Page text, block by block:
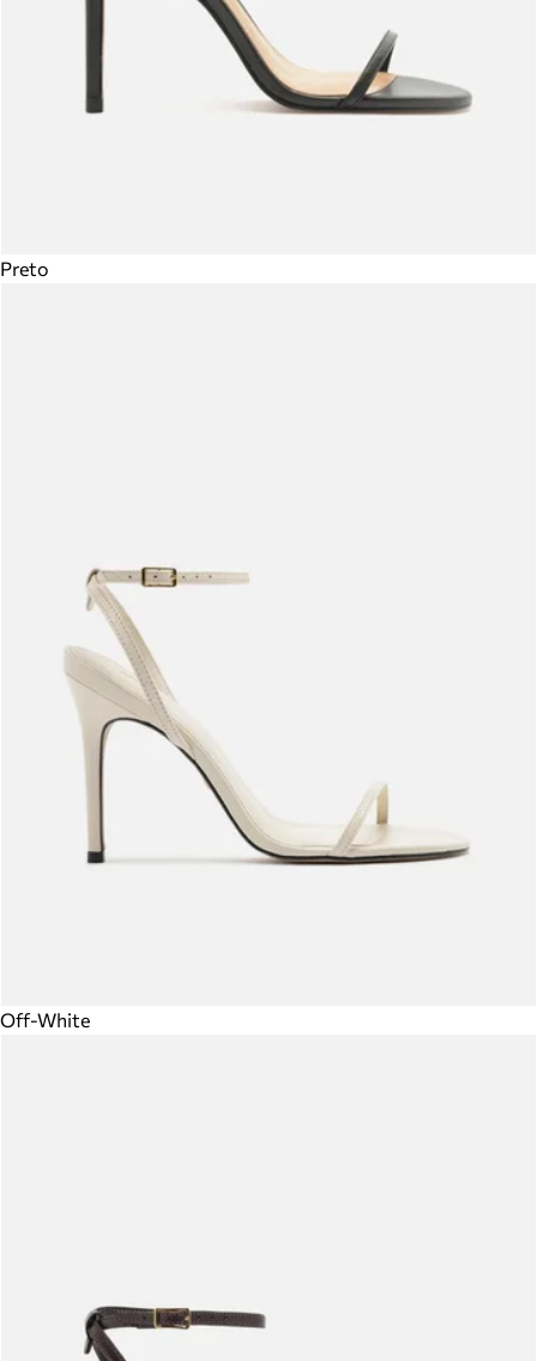
Preto
Off-White